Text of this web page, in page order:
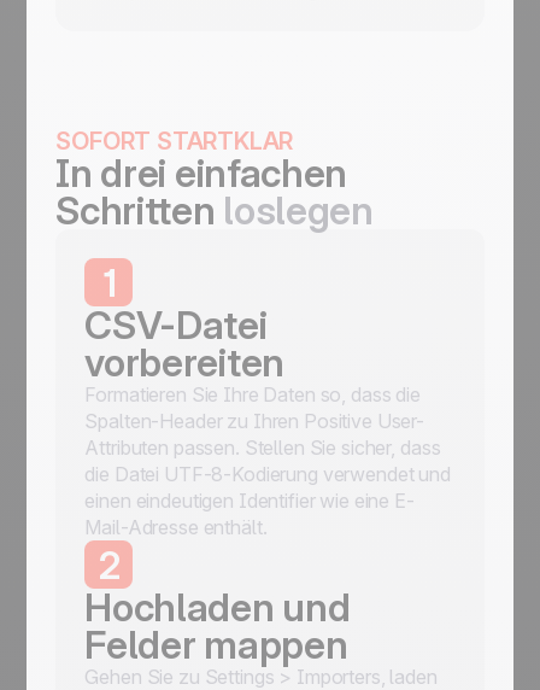
SOFORT STARTKLAR
In drei einfachen
Schritten loslegen
1
CSV-Datei
vorbereiten
Formatieren Sie Ihre Daten so, dass die
Spalten-Header zu Ihren Positive User-
Attributen passen. Stellen Sie sicher, dass
die Datei UTF-8-Kodierung verwendet und
einen eindeutigen Identifier wie eine E-
Mail-Adresse enthält.
2
Hochladen und
Felder mappen
Gehen Sie zu Settings > Importers, laden